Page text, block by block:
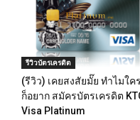
รีวิวบัตรเครดิต
(รีวิว) เคยสงสัยมั๊ย ทำไมใค
ก็อยาก สมัครบัตรเครดิต
Visa Platinum